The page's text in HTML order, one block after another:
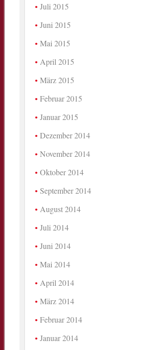
Juli 2015
Juni 2015
Mai 2015
April 2015
März 2015
Februar 2015
Januar 2015
Dezember 2014
November 2014
Oktober 2014
September 2014
August 2014
Juli 2014
Juni 2014
Mai 2014
April 2014
März 2014
Februar 2014
Januar 2014